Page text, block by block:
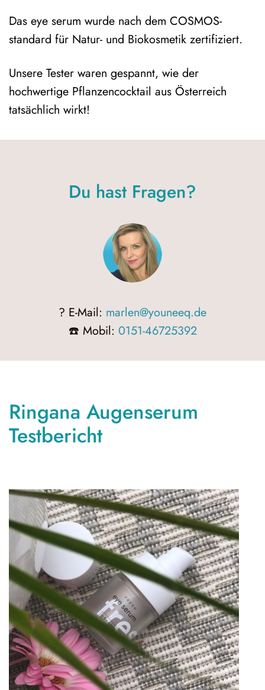
Das eye serum wurde nach dem COSMOS-
standard für Natur- und Biokosmetik zertifiziert.
Unsere Tester waren gespannt, wie der
hochwertige Pflanzencocktail aus Österreich
tatsächlich wirkt!
Du hast Fragen?
? E-Mail: marlen@youneeq.de
☎️ Mobil: 0151-46725392
Ringana Augenserum
Testbericht